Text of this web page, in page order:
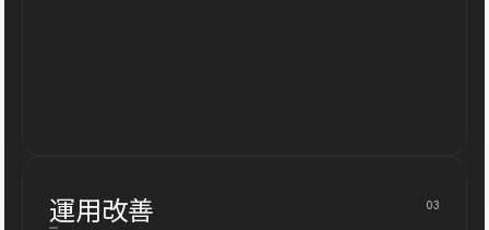
運用改善 03